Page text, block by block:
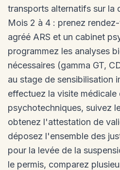
transports alternatifs sur la
Mois 2 à 4 : prenez
agréé ARS et un cabinet
programmez les analyses
nécessaires (gamma GT,
au stage de sensibilisation
effectuez la visite médicale
psychotechniques, suivez
obtenez l'attestation de
déposez l'ensemble des
pour la levée de la
le permis, comparez